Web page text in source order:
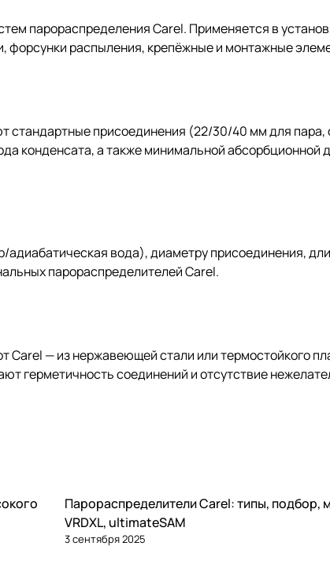
парораспределения Carel. Применяется в
форсунки распыления, крепёжные и монтажные
стандартные присоединения (22/30/40 мм для
конденсата, а также минимальной абсорбционной
адиабатическая вода), диаметру присоединения,
парораспределителей Carel.
— из нержавеющей стали или термостойкого
герметичность соединений и отсутствие
Увлажнение
Парораспределители Carel: типы, подбор,
VRDXL, ultimateSAM
3 сентября 2025